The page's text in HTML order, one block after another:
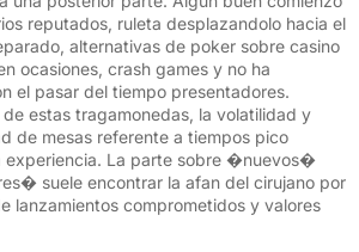
reputados, ruleta desplazandolo hacia el
alternativas de poker sobre casino
ocasiones, crash games y no ha
el pasar del tiempo presentadores.
de estas tragamonedas, la volatilidad y
de mesas referente a tiempos pico
experiencia. La parte sobre �nuevos�
suele encontrar la afan del cirujano por
lanzamientos comprometidos y valores